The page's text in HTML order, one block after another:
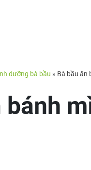
dưỡng bà bầu » Bà bầu ăn
bánh